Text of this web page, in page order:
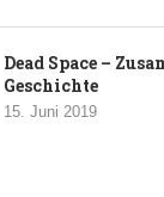
Dead Space –
Geschichte
15. Juni 2019